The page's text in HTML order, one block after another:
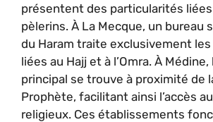
présentent des particularités
pèlerins. À La Mecque, un bureau
du Haram traite exclusivement
liées au Hajj et à l’Omra. À
principal se trouve à proximité de
Prophète, facilitant ainsi l’accès
religieux. Ces établissements